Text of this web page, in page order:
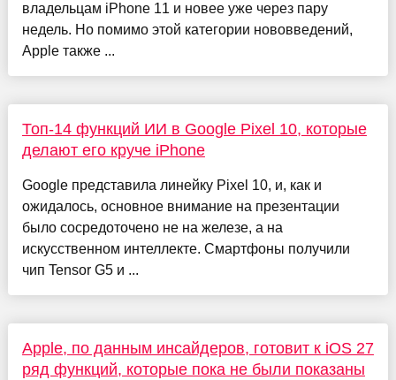
владельцам iPhone 11 и новее уже через пару
недель. Но помимо этой категории нововведений,
Apple также ...
Топ-14 функций ИИ в Google Pixel 10, которые
делают его круче iPhone
Google представила линейку Pixel 10, и, как и
ожидалось, основное внимание на презентации
было сосредоточено не на железе, а на
искусственном интеллекте. Смартфоны получили
чип Tensor G5 и ...
Apple, по данным инсайдеров, готовит к iOS 27
ряд функций, которые пока не были показаны